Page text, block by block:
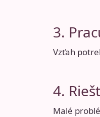
3.
Vzťah
4.
Malé